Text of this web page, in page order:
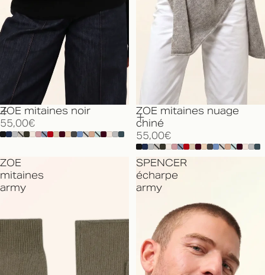
ZOE mitaines noir
55,00€
ZOE mitaines nuage
chiné
55,00€
ZOE
mitaines
army
SPENCER
écharpe
army